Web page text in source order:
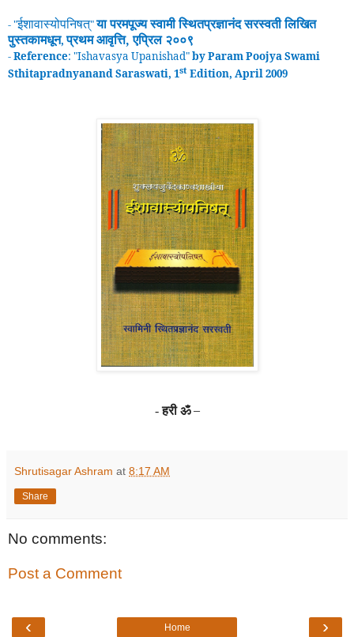
- "ईशावास्योपनिषत्"या परमपूज्य स्वामीस्थितप्रज्ञानंदसरस्वती लिखित
पुस्तकामधून,प्रथमआवृत्ति, एप्रिल २००९
-Reference: "Ishavasya Upanishad"by Param Poojya Swami
Sthitapradnyanand Saraswati, 1st Edition, April 2009
-हरी ॐ–
Shrutisagar Ashram at 8:17 AM
Share
No comments:
Post a Comment
‹ ›
Home